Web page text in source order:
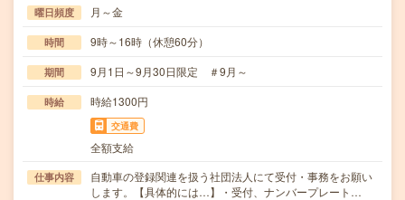
曜日頻度 月～金
時間 9時～16時（休憩60分）
期間 9月1日～9月30日限定 ＃9月～
時給 時給1300円
交通費
全額支給
仕事内容
自動車の登録関連を扱う社団法人にて受付・事務をお願い
します。【具体的には…】・受付、ナンバープレート…